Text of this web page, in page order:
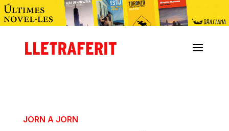
JORN A JORN